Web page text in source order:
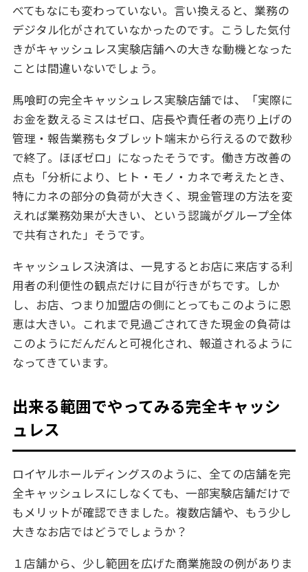
べてもなにも変わっていない。言い換えると、業務の
デジタル化がされていなかったのです。こうした気付
きがキャッシュレス実験店舗への大きな動機となった
ことは間違いないでしょう。
馬喰町の完全キャッシュレス実験店舗では、「実際に
お金を数えるミスはゼロ、店長や責任者の売り上げの
管理・報告業務もタブレット端末から行えるので数秒
で終了。ほぼゼロ」になったそうです。働き方改善の
点も「分析により、ヒト・モノ・カネで考えたとき、
特にカネの部分の負荷が大きく、現金管理の方法を変
えれば業務効果が大きい、という認識がグループ全体
で共有された」そうです。
キャッシュレス決済は、一見するとお店に来店する利
用者の利便性の観点だけに目が行きがちです。しか
し、お店、つまり加盟店の側にとってもこのように恩
恵は大きい。これまで見過ごされてきた現金の負荷は
このようにだんだんと可視化され、報道されるように
なってきています。
出来る範囲でやってみる完全キャッシ
ュレス
ロイヤルホールディングスのように、全ての店舗を完
全キャッシュレスにしなくても、一部実験店舗だけで
もメリットが確認できました。複数店舗や、もう少し
大きなお店ではどうでしょうか？
１店舗から、少し範囲を広げた商業施設の例がありま